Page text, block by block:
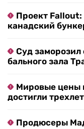
Проект
канадский
Суд заморозил
бального зала
Мировые цены
достигли
Продюсеры